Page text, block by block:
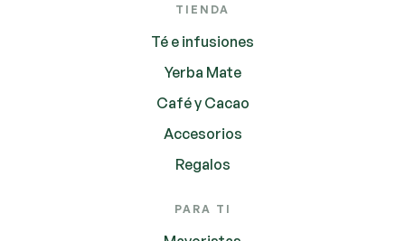
TIENDA
Té e infusiones
Yerba Mate
Café y Cacao
Accesorios
Regalos
PARA TI